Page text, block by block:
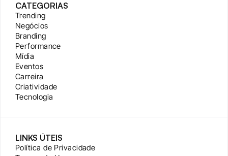
CATEGORIAS
Trending
Negócios
Branding
Performance
Mídia
Eventos
Carreira
Criatividade
Tecnologia
LINKS ÚTEIS
Política de Privacidade